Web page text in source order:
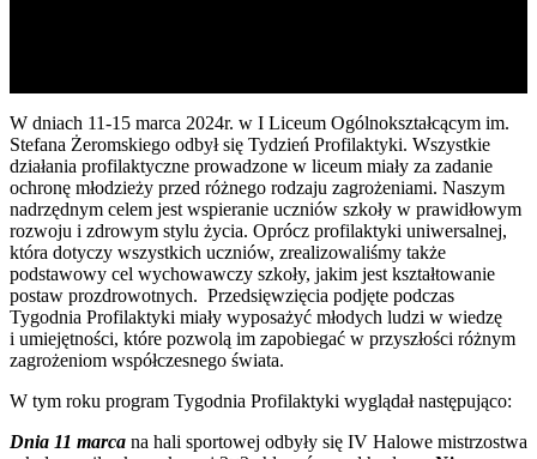
W dniach 11-15 marca 2024r. w I Liceum Ogólnokształcącym im.
Stefana Żeromskiego odbył się Tydzień Profilaktyki. Wszystkie
działania profilaktyczne prowadzone w liceum miały za zadanie
ochronę młodzieży przed różnego rodzaju zagrożeniami. Naszym
nadrzędnym celem jest wspieranie uczniów szkoły w prawidłowym
rozwoju i zdrowym stylu życia. Oprócz profilaktyki uniwersalnej,
która dotyczy wszystkich uczniów, zrealizowaliśmy także
podstawowy cel wychowawczy szkoły, jakim jest kształtowanie
postaw prozdrowotnych. Przedsięwzięcia podjęte podczas
Tygodnia Profilaktyki miały wyposażyć młodych ludzi w wiedzę
i umiejętności, które pozwolą im zapobiegać w przyszłości różnym
zagrożeniom współczesnego świata.
W tym roku program Tygodnia Profilaktyki wyglądał następująco:
Dnia 11 marca na hali sportowej odbyły się IV Halowe mistrzostwa